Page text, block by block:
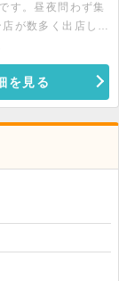
す。昼夜問わず集
が数多く出店して
えて出店が可能と
下さい。
を見る